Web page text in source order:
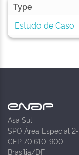
Type
Estudo de Caso
Asa Sul
SPO Área Especial
CEP 70.610-900
Brasília/DF